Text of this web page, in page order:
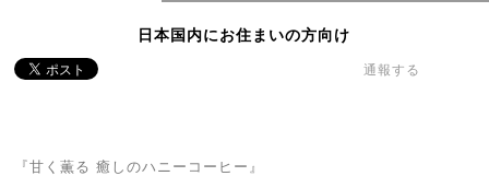
日本国内にお住まいの方向け
通報する
『甘く薫る 癒しのハニーコーヒー』